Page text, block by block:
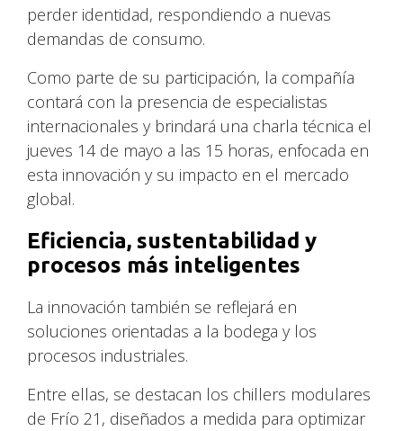
perder identidad, respondiendo a nuevas
demandas de consumo.
Como parte de su participación, la compañía
contará con la presencia de especialistas
internacionales y brindará una charla técnica el
jueves 14 de mayo a las 15 horas, enfocada en
esta innovación y su impacto en el mercado
global.
Eficiencia, sustentabilidad y
procesos más inteligentes
La innovación también se reflejará en
soluciones orientadas a la bodega y los
procesos industriales.
Entre ellas, se destacan los chillers modulares
de Frío 21, diseñados a medida para optimizar